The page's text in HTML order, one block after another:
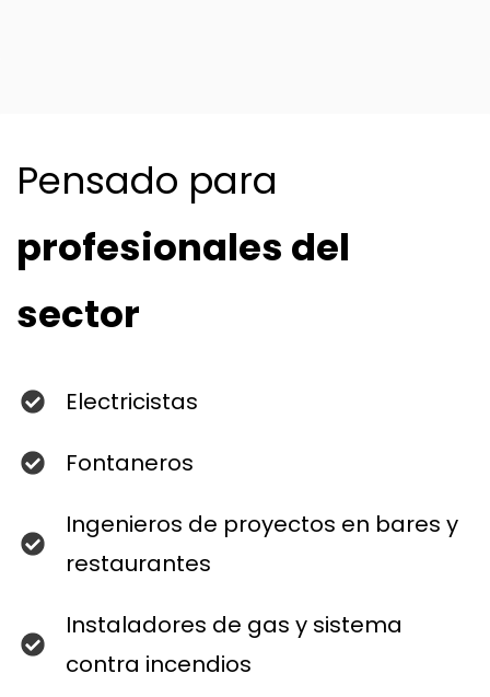
Pensado para
profesionales del
sector
Electricistas
Fontaneros
Ingenieros de proyectos en bares y
restaurantes
Instaladores de gas y sistema
contra incendios